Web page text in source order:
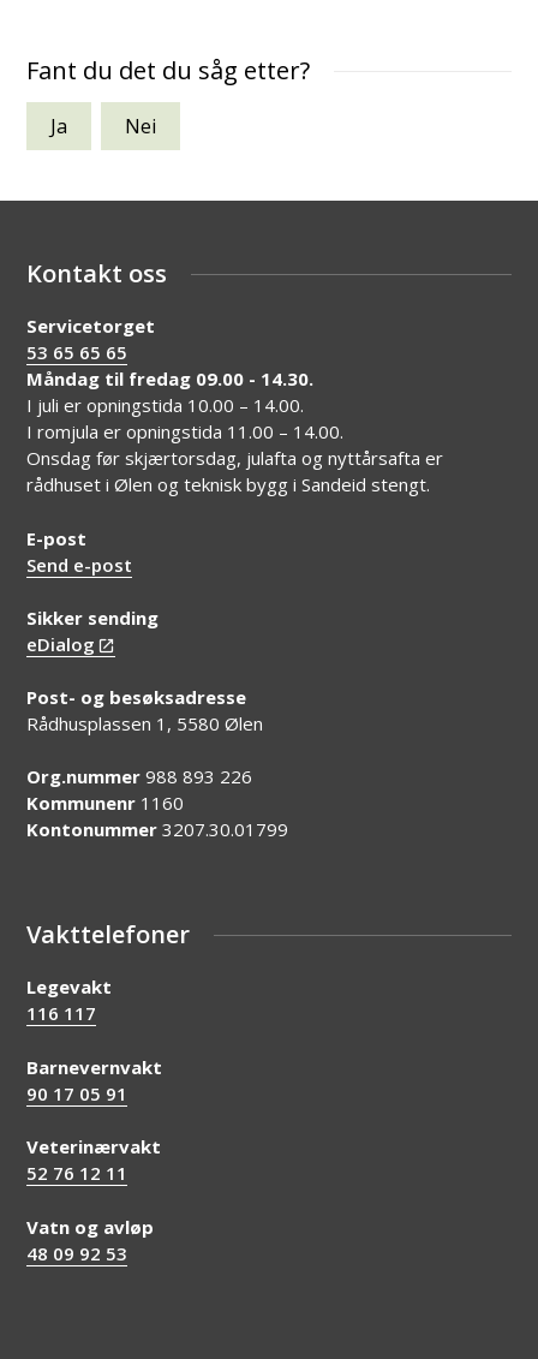
Fant du det du såg etter?
Ja Nei
Kontakt oss
Servicetorget
53 65 65 65
Måndag til fredag 09.00 - 14.30.
I juli er opningstida 10.00 – 14.00.
I romjula er opningstida 11.00 – 14.00.
Onsdag før skjærtorsdag, julafta og nyttårsafta er
rådhuset i Ølen og teknisk bygg i Sandeid stengt.
E-post
Send e-post
Sikker sending
eDialog
Post- og besøksadresse
Rådhusplassen 1, 5580 Ølen
Org.nummer988 893 226
Kommunenr 1160
Kontonummer3207.30.01799
Vakttelefoner
Legevakt
116 117
Barnevernvakt
90 17 05 91
Veterinærvakt
52 76 12 11
Vatn og avløp
48 09 92 53